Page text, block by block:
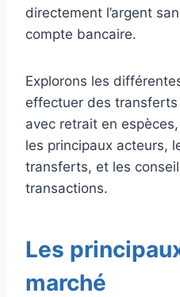
directement l’argent
compte bancaire.
Explorons les
effectuer des transferts
avec retrait en
les principaux acteurs,
transferts, et les
transactions.
Les
marché